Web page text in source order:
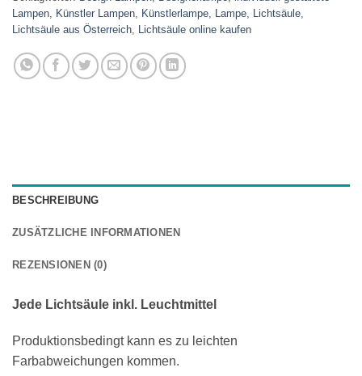
Lampen Künstler Lampen Künstlerlampe Lampe Lichtsäule
Lichtsäule aus Österreich Lichtsäule online kaufen
BESCHREIBUNG
ZUSÄTZLICHE INFORMATIONEN
REZENSIONEN (0)
Jede Lichtsäule inkl. Leuchtmittel
Produktionsbedingt kann es zu leichten
Farbabweichungen kommen.